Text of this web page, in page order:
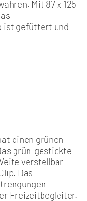
Mit 87 x 125
ist gefüttert und
einen grünen
grün-gestickte
verstellbar
Das
Freizeitbegleiter.